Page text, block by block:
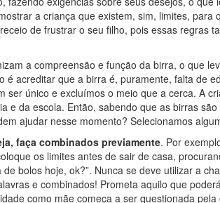
a criança que existem, sim, limites, para
de frustrar o seu filho, pois essas regras
a compreensão e função da birra, o que
é acreditar que a birra é, puramente, falta de
ser único e excluímos o meio que a cerca. A
e da escola. Então, sabendo que as birras
ajudar nesse momento? Selecionamos
faça combinados previamente. Por
os limites antes de sair de casa,
bolos hoje, ok?”. Nunca se deve utilizar a
e combinados! Prometa aquilo que
como mãe começa a ser questionada pela